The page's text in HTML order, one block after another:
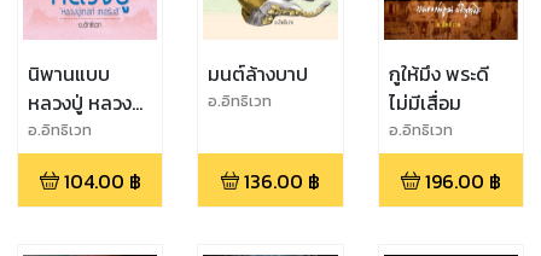
นิพานแบบ
หลวงปู่ หลวงปู่
เทสก์ เทสรังสี
อ.อิทธิเวท
104.00 ฿
มนต์ล้างบาป
อ.อิทธิเวท
136.00 ฿
กูให้มึง พระดี
ไม่มีเสื่อม
อ.อิทธิเวท
196.00 ฿